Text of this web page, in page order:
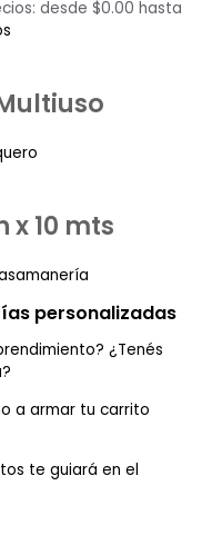
desde $0.00 hasta
x 10 mts
personalizadas
¿Tenés
a armar tu carrito
te guiará en el